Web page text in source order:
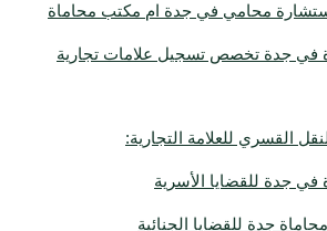
محامي في جدة ام مكتب محاماة
في جدة تخصص تسجيل علامات تجارية
القسري للعلامة التجارية:
جدة للقضايا الأسرية
جدة للقضايا الجنائية